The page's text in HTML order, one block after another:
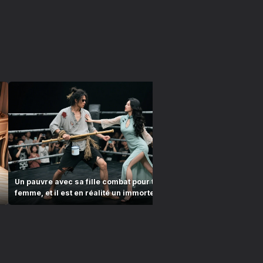
Un pauvre avec sa fille combat pour trouver une
femme, et il est en réalité un immortel invincible